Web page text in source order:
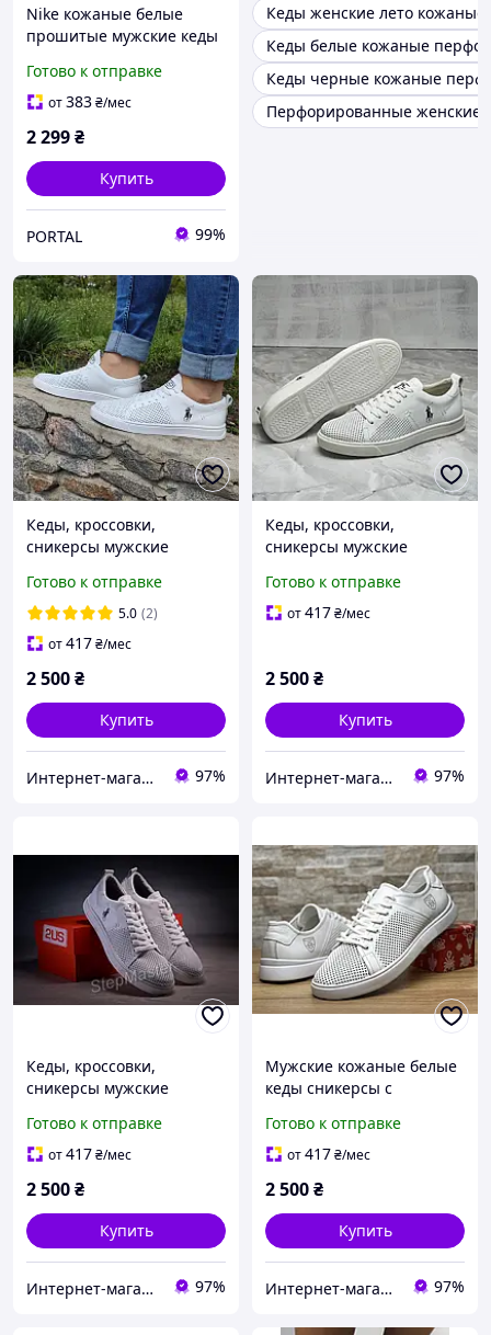
Nike кожаные белые
прошитые мужские кеды
Готово к отправке
от383₴/мес
2 299₴
Купить
PORTAL 99%
Кеды женские лето
Кеды белые кожаные
Кеды черные кожаные
Перфорированные женские
Кеды, кроссовки,
сникерсы мужские
перфорацией
Готово к отправке
5.0 (2)
от417₴/мес
2 500₴
Купить
Интернет-магазин «Step Master» 97%
Кеды, кроссовки,
сникерсы мужские
перфорацией
Готово к отправке
от417₴/мес
2 500₴
Купить
Интернет-магазин «Step Master» 97%
Кеды, кроссовки,
сникерсы мужские
перфорацией
Готово к отправке
от417₴/мес
2 500₴
Купить
Интернет-магазин «Step Master» 97%
Мужские кожаные белые
кеды сникерсы с
Hilfiger
Готово к отправке
от417₴/мес
2 500₴
Купить
Интернет-магазин «Step Master» 97%